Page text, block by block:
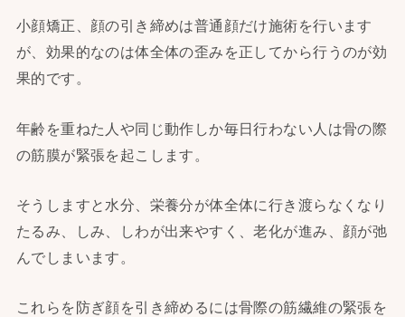
小顔矯正、顔の引き締めは普通顔だけ施術を行います
が、効果的なのは体全体の歪みを正してから行うのが効
果的です。
年齢を重ねた人や同じ動作しか毎日行わない人は骨の際
の筋膜が緊張を起こします。
そうしますと水分、栄養分が体全体に行き渡らなくなり
たるみ、しみ、しわが出来やすく、老化が進み、顔が弛
んでしまいます。
これらを防ぎ顔を引き締めるには骨際の筋繊維の緊張を